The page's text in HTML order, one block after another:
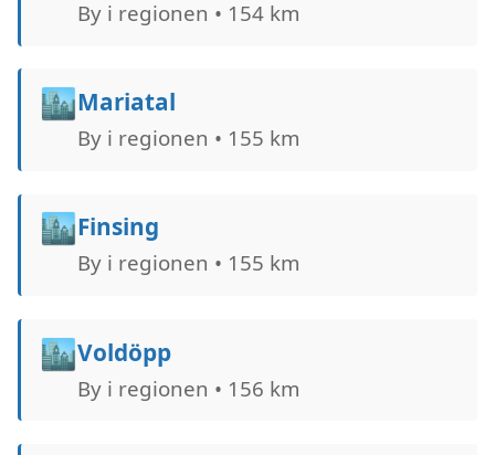
By i regionen • 154 km
🏙️Mariatal
By i regionen • 155 km
🏙️Finsing
By i regionen • 155 km
🏙️Voldöpp
By i regionen • 156 km